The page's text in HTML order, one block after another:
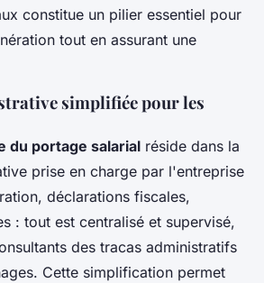
constitue un pilier essentiel pour
tout en assurant une
simplifiée pour les
du portage salarial réside dans la
prise en charge par l'entreprise
déclarations fiscales,
: tout est centralisé et supervisé,
des tracas administratifs
Cette simplification permet